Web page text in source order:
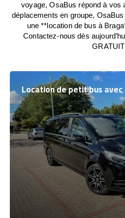
voyage, OsaBus répond à vos
déplacements en groupe,
une **location de bus à
Contactez-nous dès
Location de petit bus